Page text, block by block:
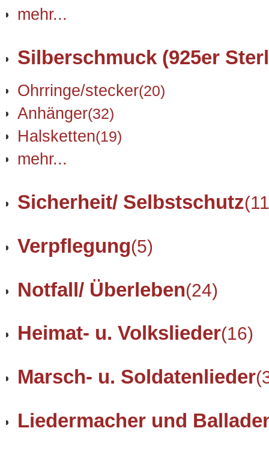
mehr...
Silberschmuck (925er
Ohrringe/stecker(20)
Anhänger(32)
Halsketten(19)
mehr...
Sicherheit/ Selbstschutz
Verpflegung(5)
Notfall/ Überleben(24)
Heimat- u. Volkslieder(16)
Marsch- u. Soldatenlieder
Liedermacher und